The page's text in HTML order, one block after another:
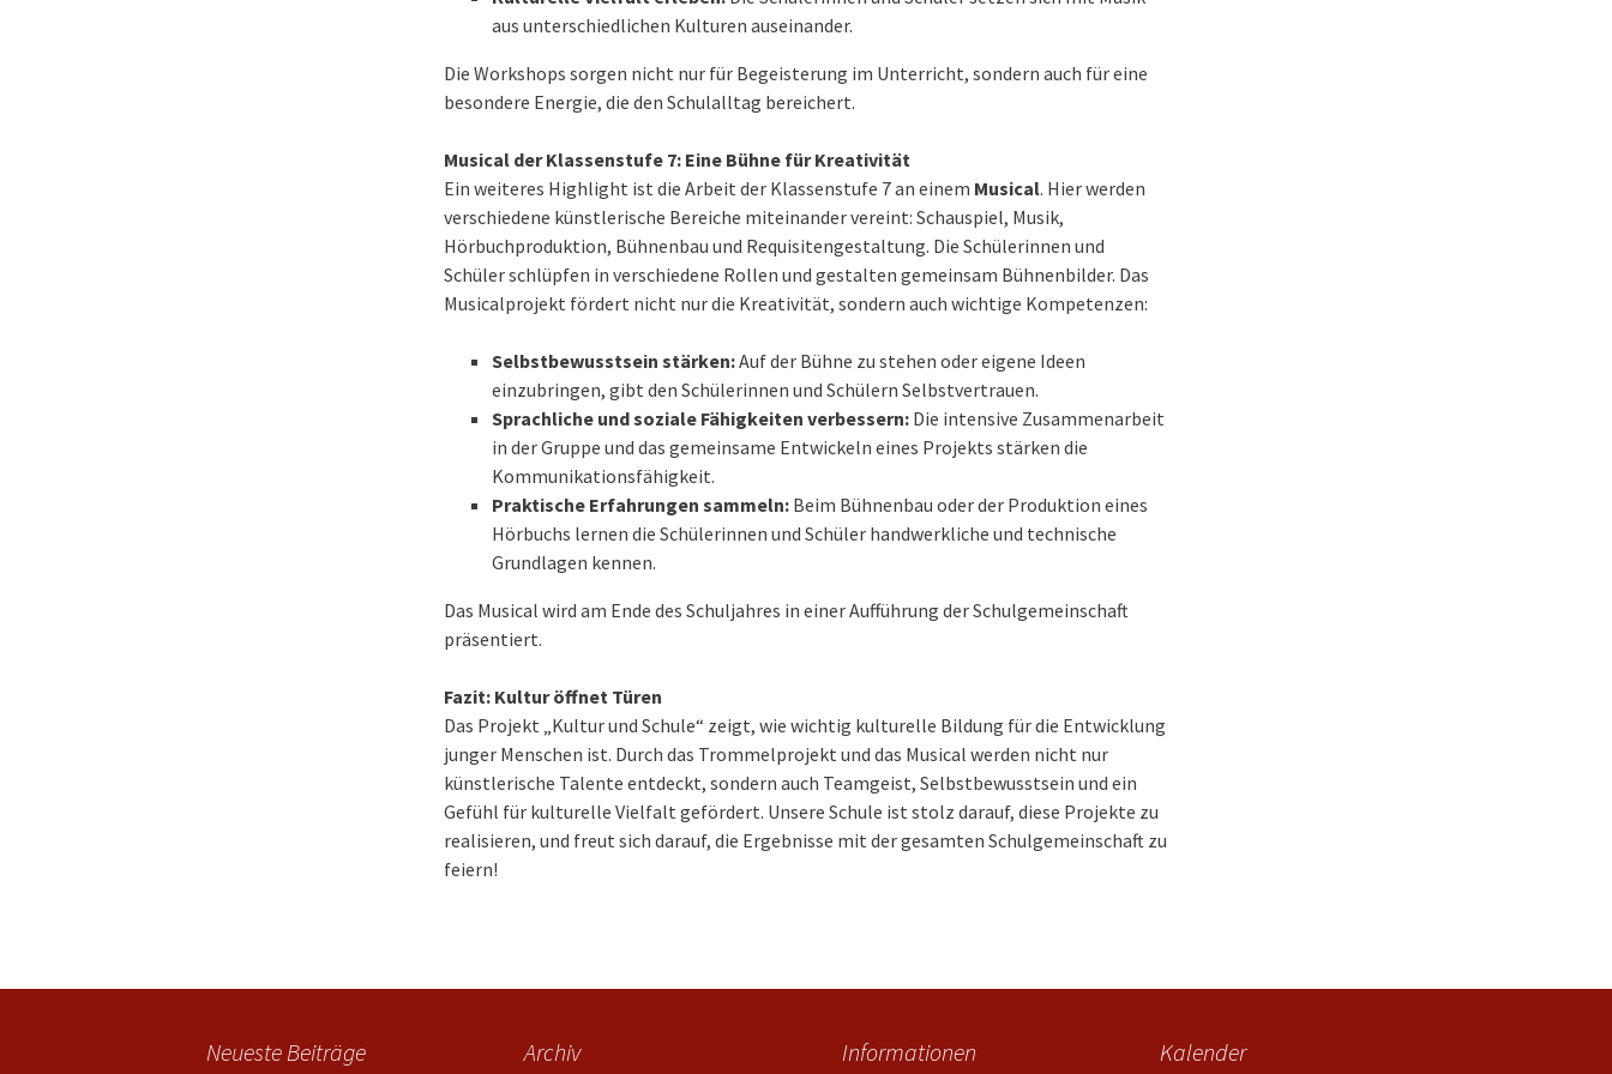
aus unterschiedlichen Kulturen auseinander.
Die Workshops sorgen nicht nur für Begeisterung im Unterricht, sondern auch für eine
besondere Energie, die den Schulalltag bereichert.
Musical der Klassenstufe 7: Eine Bühne für Kreativität
Ein weiteres Highlight ist die Arbeit der Klassenstufe 7 an einem Musical. Hier werden
verschiedene künstlerische Bereiche miteinander vereint: Schauspiel, Musik,
Hörbuchproduktion, Bühnenbau und Requisitengestaltung. Die Schülerinnen und
Schüler schlüpfen in verschiedene Rollen und gestalten gemeinsam Bühnenbilder. Das
Musicalprojekt fördert nicht nur die Kreativität, sondern auch wichtige Kompetenzen:
Selbstbewusstsein stärken:Auf der Bühne zu stehen oder eigene Ideen
einzubringen, gibt den Schülerinnen und Schülern Selbstvertrauen.
Sprachliche und soziale Fähigkeiten verbessern: Die intensive Zusammenarbeit
in der Gruppe und das gemeinsame Entwickeln eines Projekts stärken die
Kommunikationsfähigkeit.
Praktische Erfahrungen sammeln: Beim Bühnenbau oder der Produktion eines
Hörbuchs lernen die Schülerinnen und Schüler handwerkliche und technische
Grundlagen kennen.
Das Musical wird am Ende des Schuljahres in einer Aufführung der Schulgemeinschaft
präsentiert.
Fazit: Kultur öffnet Türen
Das Projekt „Kultur und Schule“ zeigt, wie wichtig kulturelle Bildung für die Entwicklung
junger Menschen ist. Durch das Trommelprojekt und das Musical werden nicht nur
künstlerische Talente entdeckt, sondern auch Teamgeist, Selbstbewusstsein und ein
Gefühl für kulturelle Vielfalt gefördert. Unsere Schule ist stolz darauf, diese Projekte zu
realisieren, und freut sich darauf, die Ergebnisse mit der gesamten Schulgemeinschaft zu
feiern!
Neueste Beiträge Archiv Informationen Kalender